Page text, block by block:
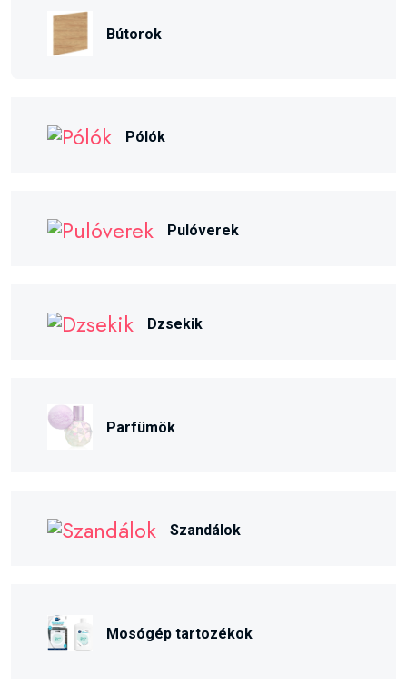
Bútorok
Pólók
Pulóverek
Dzsekik
Parfümök
Szandálok
Mosógép tartozékok